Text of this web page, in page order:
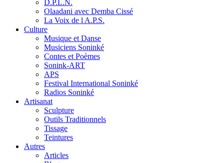
D.P.L.N.
Olaadani avec Demba Cissé
La Voix de l A.P.S.
Culture
Musique et Danse
Musiciens Soninké
Contes et Poèmes
Sonink-ART
APS
Festival International Soninké
Radios Soninké
Artisanat
Sculpture
Outils Traditionnels
Tissage
Teintures
Autres
Articles